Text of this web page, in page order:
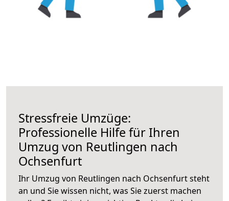
Stressfreie Umzüge:
Professionelle Hilfe für Ihren
Umzug von Reutlingen nach
Ochsenfurt
Ihr Umzug von Reutlingen nach Ochsenfurt steht
an und Sie wissen nicht, was Sie zuerst machen